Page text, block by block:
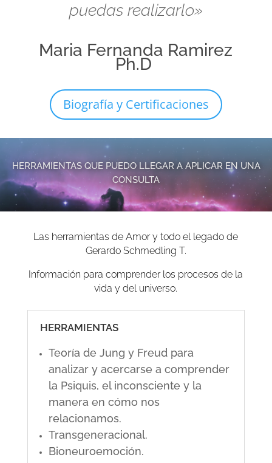
puedas realizarlo»
Maria Fernanda Ramirez
Ph.D
Biografía y Certificaciones
HERRAMIENTAS QUE PUEDO LLEGAR A APLICAR EN UNA
CONSULTA
Las herramientas de Amor y todo el legado de
Gerardo Schmedling T.
Información para comprender los procesos de la
vida y del universo.
HERRAMIENTAS
Teoría de Jung y Freud para
analizar y acercarse a comprender
la Psiquis, el inconsciente y la
manera en cómo nos
relacionamos.
Transgeneracional.
Bioneuroemoción.